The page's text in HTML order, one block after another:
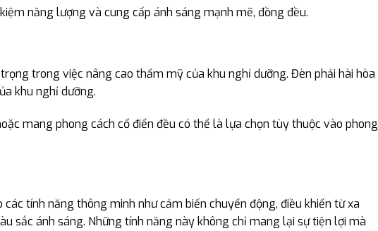
năng lượng và cung cấp ánh sáng mạnh mẽ, đồng đều.
trong việc nâng cao thẩm mỹ của khu nghỉ dưỡng. Đèn phải hài hòa
khu nghỉ dưỡng.
mang phong cách cổ điển đều có thể là lựa chọn tùy thuộc vào phong
tính năng thông minh như cảm biến chuyển động, điều khiển từ xa
sắc ánh sáng. Những tính năng này không chỉ mang lại sự tiện lợi mà